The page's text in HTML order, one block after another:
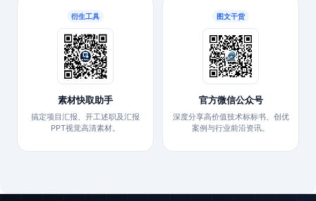
衍生工具
素材快取助手
搞定项目汇报、开工述职及汇报
PPT视觉高清素材。
图文干货
官方微信公众号
深度分享高价值技术标标书、创优
案例与行业前沿资讯。